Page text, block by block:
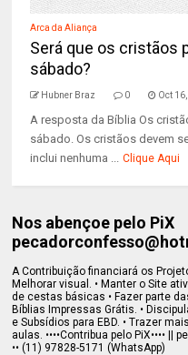
Arca da Aliança
Será que os cristãos
sábado?
Hubner Braz 0 Oct
A resposta da Bíblia Os
sábado. Os cristãos devem
inclui nenhuma ... Clique Aqui
Nos abençoe pelo PiX
A Contribuição financiará os
Melhorar visual. • Manter o Site
de cestas básicas • Fazer parte
Bíblias Impressas Grátis. •
e Subsídios para EBD. • Trazer
aulas. ••••Contribua pelo PiX••••
•• (11) 97828-5171 (WhatsApp)